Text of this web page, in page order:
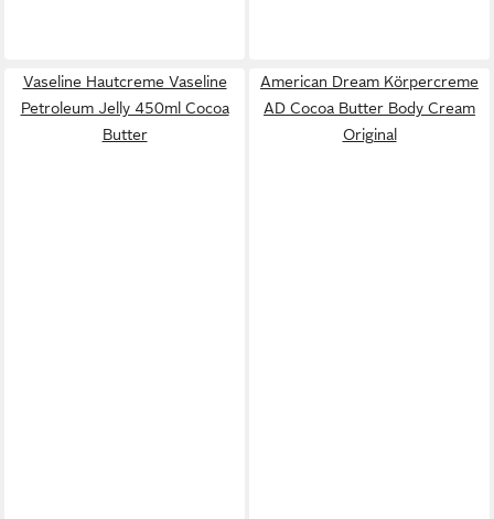
Vaseline Hautcreme Vaseline
Petroleum Jelly 450ml Cocoa
Butter
American Dream Körpercreme
AD Cocoa Butter Body Cream
Original